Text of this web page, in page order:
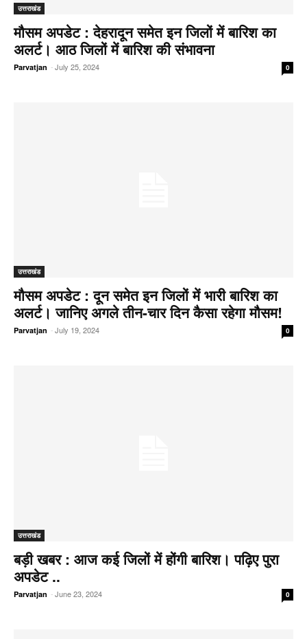
उत्तराखंड
मौसम अपडेट : देहरादून समेत इन जिलों में बारिश का
अलर्ट। आठ जिलों में बारिश की संभावना
Parvatjan -July 25, 2024 0
उत्तराखंड
मौसम अपडेट : दून समेत इन जिलों में भारी बारिश का
अलर्ट। जानिए अगले तीन-चार दिन कैसा रहेगा मौसम!
Parvatjan -July 19, 2024 0
उत्तराखंड
बड़ी खबर : आज कई जिलों में होंगी बारिश। पढ़िए पुरा
अपडेट ..
Parvatjan -June 23, 2024 0